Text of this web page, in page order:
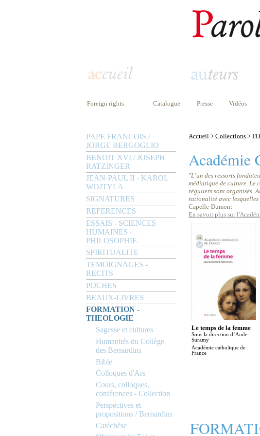
Foreign rights Catalogue Presse Vidéos
PAPE FRANCOIS /
JORGE BERGOGLIO
BENOIT XVI / JOSEPH
RATZINGER
JEAN-PAUL II - KAROL
WOJTYLA
SIGNATURES
REFERENCES
ESSAIS - SCIENCES
HUMAINES -
PHILOSOPHIE
SPIRITUALITE
TEMOIGNAGES -
RECITS
POCHES
BEAUX-LIVRES
FORMATION -
THEOLOGIE
Sagesse et cultures
Humanités du Collège
des Bernardins
Bible
Colloques d'Ars
Cours, colloques,
conférences - Collection
Perspectives et
propositions / Bernardins
Catéchèse
Accueil > Collections >
Académie
"L’un des ressorts
médiatique de culture. Le
réguliers sont organisés.
rationalité avec
Capelle-Dumont
En savoir plus sur
Le temps de la femme
Sous la direction d’Aude
Suramy
Académie catholique de
France